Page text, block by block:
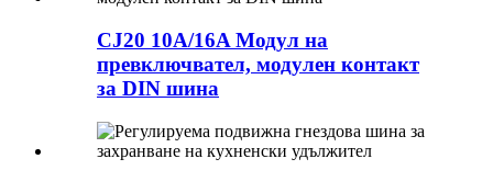
CJ20 10A/16A Модул на
превключвател, модулен контакт
за DIN шина